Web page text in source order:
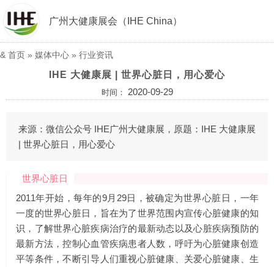
广州大健康展会（IHE China）
& 首页 » 媒体中心 » 行业资讯
IHE 大健康展 | 世界心脏日，用心爱心
时间： 2020-09-29
来源：微信公众号 IHE广州大健康展，原题：IHE 大健康展
| 世界心脏日，用心爱心
世界心脏日
2011年开始，每年的9月29日，被确定为世界心脏日，一年
一度的世界心脏日，旨在为了世界范围内宣传心脏健康的知
识，了解世界心脏疾病治疗的最新动态以及心脏疾病预防的
最新方法，控制心血管疾病患者人数，呼吁为心脏健康创造
平等条件，不断引导人们重视心脏健康、关爱心脏健康、生